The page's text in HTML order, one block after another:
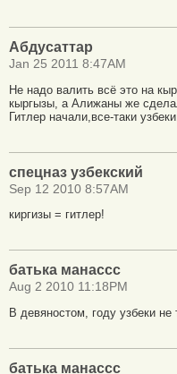
Абдусаттар
Jan 25 2011 8:47AM
Не надо валить всё это на
кыргызы, а Алижаны же
Гитлер начали,все-таки узбеки.
спецназ узбекский
Sep 12 2010 8:57AM
киргизы = гитлер!
батька манассс
Aug 2 2010 11:18PM
В девяностом, году узбеки
батька манассс